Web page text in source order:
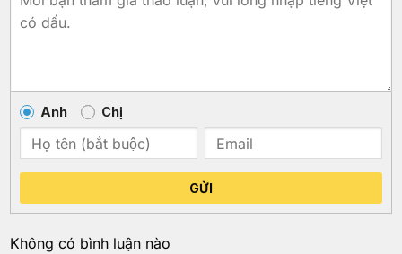
Anh Chị
GỬI
Không có bình luận nào